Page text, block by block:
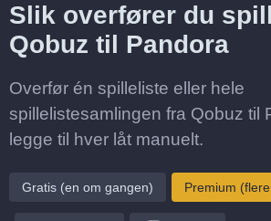
Slik overfører du
Qobuz til Pandora
Overfør én spilleliste eller hele
spillelistesamlingen fra Qobuz til
legge til hver låt manuelt.
Gratis (en om gangen) Premium